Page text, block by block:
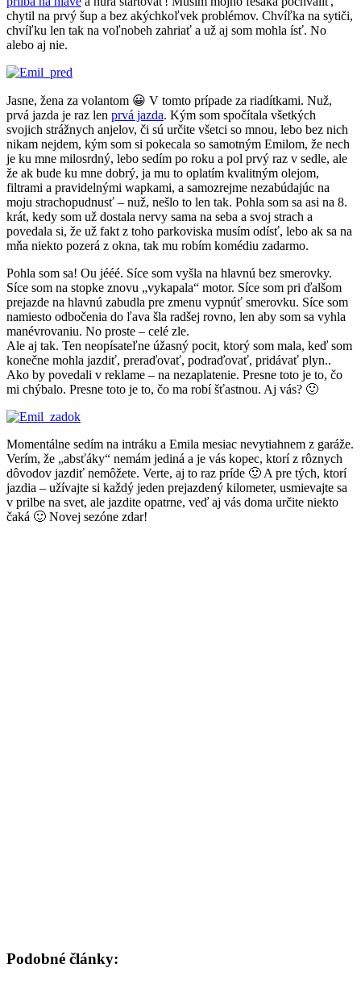
chytil na prvý šup a bez akýchkoľvek problémov. Chvíľka na sytiči,
chvíľku len tak na voľnobeh zahriať a už aj som mohla ísť. No
alebo aj nie.
Jasne, žena za volantom 😀 V tomto prípade za riadítkami. Nuž,
prvá jazda je raz len prvá jazda. Kým som spočítala všetkých
svojich strážnych anjelov, či sú určite všetci so mnou, lebo bez nich
nikam nejdem, kým som si pokecala so samotným Emilom, že nech
je ku mne milosrdný, lebo sedím po roku a pol prvý raz v sedle, ale
že ak bude ku mne dobrý, ja mu to oplatím kvalitným olejom,
filtrami a pravidelnými wapkami, a samozrejme nezabúdajúc na
moju strachopudnusť – nuž, nešlo to len tak. Pohla som sa asi na 8.
krát, kedy som už dostala nervy sama na seba a svoj strach a
povedala si, že už fakt z toho parkoviska musím odísť, lebo ak sa na
mňa niekto pozerá z okna, tak mu robím komédiu zadarmo.
Pohla som sa! Ou jééé. Síce som vyšla na hlavnú bez smerovky.
Síce som na stopke znovu „vykapala“ motor. Síce som pri ďalšom
prejazde na hlavnú zabudla pre zmenu vypnúť smerovku. Síce som
namiesto odbočenia do ľava šla radšej rovno, len aby som sa vyhla
manévrovaniu. No proste – celé zle.
Ale aj tak. Ten neopísateľne úžasný pocit, ktorý som mala, keď som
konečne mohla jazdiť, preraďovať, podraďovať, pridávať plyn..
Ako by povedali v reklame – na nezaplatenie. Presne toto je to, čo
mi chýbalo. Presne toto je to, čo ma robí šťastnou. Aj vás? 🙂
Momentálne sedím na intráku a Emila mesiac nevytiahnem z garáže.
Verím, že „absťáky“ nemám jediná a je vás kopec, ktorí z rôznych
dôvodov jazdiť nemôžete. Verte, aj to raz príde 🙂 A pre tých, ktorí
jazdia – užívajte si každý jeden prejazdený kilometer, usmievajte sa
v prilbe na svet, ale jazdite opatrne, veď aj vás doma určite niekto
čaká 🙂 Novej sezóne zdar!
Podobné články: